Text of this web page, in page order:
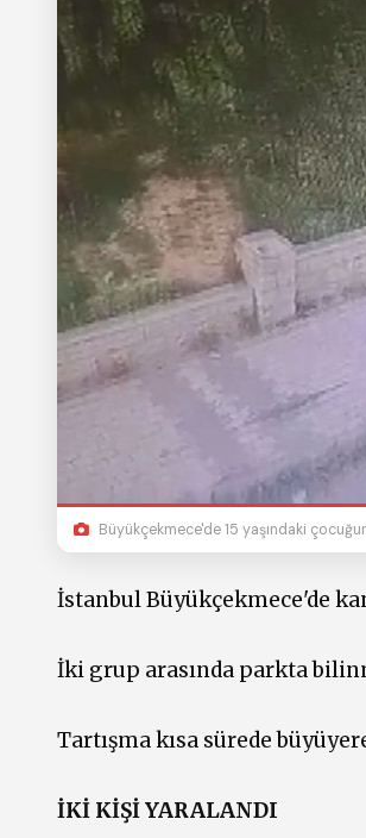
Büyükçekmece'de 15 yaşındaki
İstanbul Büyükçekmece'de
İki grup arasında parkta
Tartışma kısa sürede
İKİ KİŞİ YARALANDI